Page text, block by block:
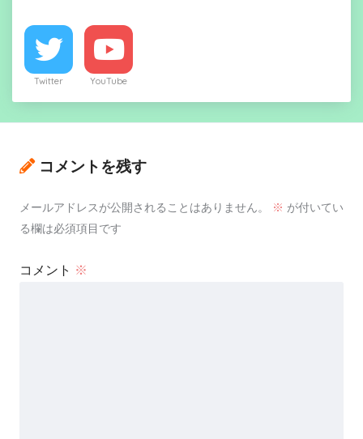
Twitter YouTube
コメントを残す
メールアドレスが公開されることはありません。 ※ が付いてい
る欄は必須項目です
コメント ※